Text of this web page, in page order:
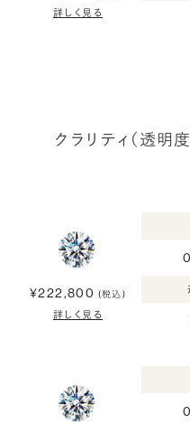
詳しく見る
クラリティ（透明
¥222,800 (税込)
詳しく見る